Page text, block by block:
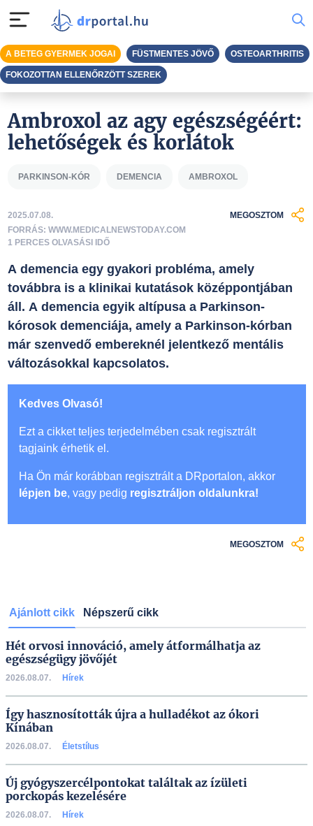
Ambroxol az agy egészségéért:
lehetőségek és korlátok
PARKINSON-KÓR DEMENCIA AMBROXOL
2025.07.08.
FORRÁS: WWW.MEDICALNEWSTODAY.COM
1 PERCES OLVASÁSI IDŐ
MEGOSZTOM
A demencia egy gyakori probléma, amely
továbbra is a klinikai kutatások középpontjában
áll. A demencia egyik altípusa a Parkinson-
kórosok demenciája, amely a Parkinson-kórban
már szenvedő embereknél jelentkező mentális
változásokkal kapcsolatos.
Kedves Olvasó!
Ezt a cikket teljes terjedelmében csak regisztrált
tagjaink érhetik el.
Ha Ön már korábban regisztrált a DRportalon, akkor
lépjen be, vagy pedig regisztráljon oldalunkra!
MEGOSZTOM
Ajánlott cikk Népszerű cikk
Hét orvosi innováció, amely átformálhatja az
egészségügy jövőjét
2026.08.07. Hírek
Így hasznosították újra a hulladékot az ókori
Kínában
2026.08.07. Életstílus
Új gyógyszercélpontokat találtak az ízületi
porckopás kezelésére
2026.08.07. Hírek
A BETEG GYERMEK JOGAI FÜSTMENTES JÖVŐ OSTEOARTHRITIS
FOKOZOTTAN ELLENŐRZÖTT SZEREK